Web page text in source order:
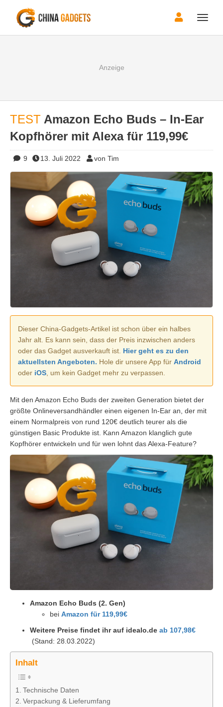
Toggle
TEST Amazon Echo Buds – In-Ear
Kopfhörer mit Alexa für 119,99€
9 13. Juli 2022 von Tim
Dieser China-Gadgets-Artikel ist schon über ein halbes
Jahr alt. Es kann sein, dass der Preis inzwischen anders
oder das Gadget ausverkauft ist. Hier geht es zu den
aktuellsten Angeboten. Hole dir unsere App für Android
oder iOS , um kein Gadget mehr zu verpassen.
Mit den Amazon Echo Buds der zweiten Generation bietet der
größte Onlineversandhändler einen eigenen In-Ear an, der mit
einem Normalpreis von rund 120€ deutlich teurer als die
günstigen Basic Produkte ist. Kann Amazon klanglich gute
Kopfhörer entwickeln und für wen lohnt das Alexa-Feature?
Amazon Echo Buds (2. Gen)
bei Amazon für 119,99€
Weitere Preise findet ihr auf idealo.de ab 107,98€
(Stand: 28.03.2022)
Inhalt
Technische Daten
Verpackung & Lieferumfang